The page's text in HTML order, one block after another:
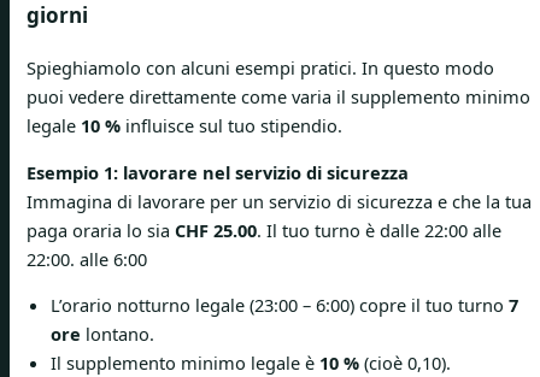
giorni
Spieghiamolo con alcuni esempi pratici. In questo modo
puoi vedere direttamente come varia il supplemento minimo
legale 10 % influisce sul tuo stipendio.
Esempio 1: lavorare nel servizio di sicurezza
Immagina di lavorare per un servizio di sicurezza e che la tua
paga oraria lo sia CHF 25.00. Il tuo turno è dalle 22:00 alle
22:00. alle 6:00
L’orario notturno legale (23:00 – 6:00) copre il tuo turno 7
ore lontano.
Il supplemento minimo legale è 10 % (cioè 0,10).